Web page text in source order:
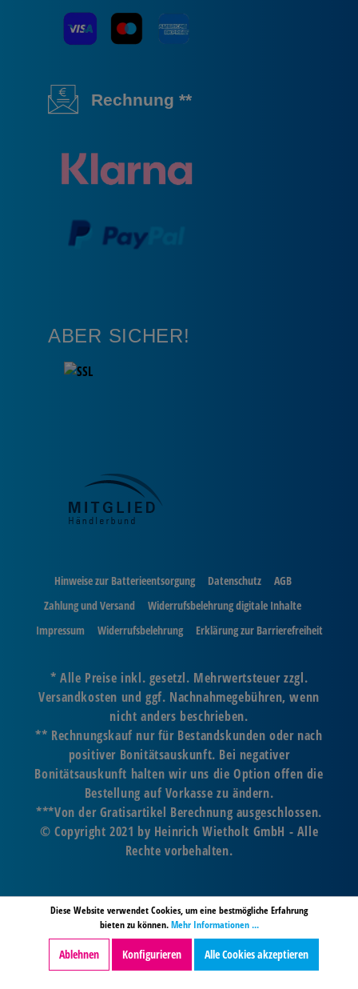
Rechnung **
ABER SICHER!
Hinweise zur Batterieentsorgung Datenschutz
AGB
Zahlung und Versand
Widerrufsbelehrung digitale Inhalte
Impressum
Widerrufsbelehrung Erklärung zur Barrierefreiheit
* Alle Preise inkl. gesetzl. Mehrwertsteuer zzgl.
Versandkosten und ggf. Nachnahmegebühren, wenn
nicht anders beschrieben.
** Rechnungskauf nur für Bestandskunden oder nach
positiver Bonitätsauskunft. Bei negativer
Bonitätsauskunft halten wir uns die Option offen die
Bestellung auf Vorkasse zu ändern.
***Von der Gratisartikel Berechnung ausgeschlossen.
© Copyright 2021 by Heinrich Wietholt GmbH - Alle
Rechte vorbehalten.
Diese Website verwendet Cookies, um eine bestmögliche Erfahrung
bieten zu können.Mehr Informationen ...
Ablehnen Konfigurieren Alle Cookies akzeptieren